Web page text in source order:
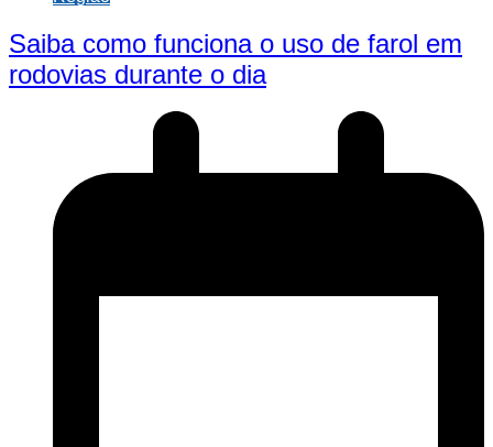
Saiba como funciona o uso de farol em
rodovias durante o dia